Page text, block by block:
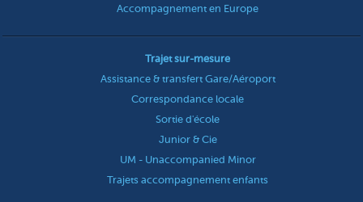
Accompagnement en Europe
Trajet sur-mesure
Assistance & transfert Gare/Aéroport
Correspondance locale
Sortie d'école
Junior & Cie
UM - Unaccompanied Minor
Trajets accompagnement enfants